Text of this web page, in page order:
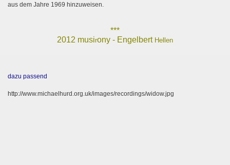
aus dem Jahre 1969 hinzuweisen.
***
2012 musirony - EngelbertHellen
dazu passend
http://www.michaelhurd.org.uk/images/recordings/widow.jpg